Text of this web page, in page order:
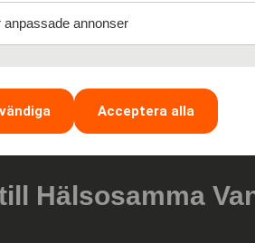
för att tillgodose olika behov. Det
fysiska aktiviteter, eller till och med ett
alla anställda, oavsett deras
Hälsosamma
anpassade annonser
Acceptera alla